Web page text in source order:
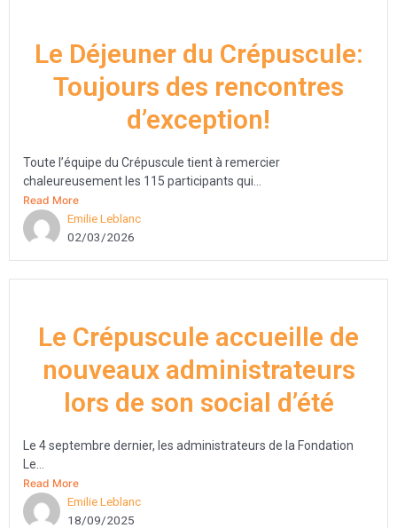
Le Déjeuner du Crépuscule:
Toujours des rencontres
d’exception!
Toute l’équipe du Crépuscule tient à remercier
chaleureusement les 115 participants qui...
Read More
Emilie Leblanc
02/03/2026
Le Crépuscule accueille de
nouveaux administrateurs
lors de son social d’été
Le 4 septembre dernier, les administrateurs de la Fondation
Le...
Read More
Emilie Leblanc
18/09/2025